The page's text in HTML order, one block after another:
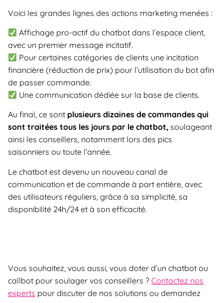
Voici les grandes lignes des actions marketing menées :
Affichage pro-actif du chatbot dans l’espace client,
avec un premier message incitatif.
Pour certaines catégories de clients une incitation
financière (réduction de prix) pour l’utilisation du bot afin
de passer commande.
Une communication dédiée sur la base de clients.
Au final, ce sont plusieurs dizaines de commandes qui
sont traitées tous les jours par le chatbot, soulageant
ainsi les conseillers, notamment lors des pics
saisonniers ou toute l’année.
Le chatbot est devenu un nouveau canal de
communication et de commande à part entière, avec
des utilisateurs réguliers, grâce à sa simplicité, sa
disponibilité 24h/24 et à son efficacité.
Vous souhaitez, vous aussi, vous doter d’un chatbot ou
callbot pour soulager vos conseillers ? Contactez nos
experts pour discuter de nos solutions ou demandez